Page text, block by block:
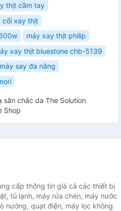
thịt cầm tay
cối xay thịt
máy xay thịt philip
xay thịt bluestone chb-5139
máy say đa năng
săn chắc da The Solution
Shop
cấp thông tin giá cả các thiết bị
tủ lạnh, máy rửa chén, máy nước
nướng, quạt điện, máy lọc không